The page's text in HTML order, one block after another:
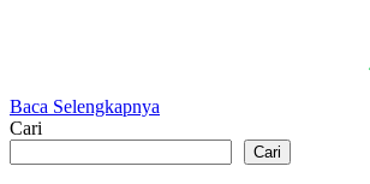
Baca Selengkapnya
Cari
Cari